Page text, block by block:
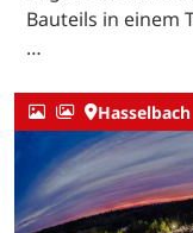
Bauteils in einem
…
Hasselbach